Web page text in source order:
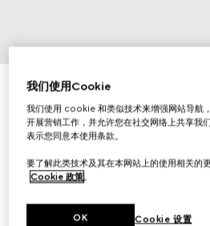
方形镜框太阳眼镜
£425
相关款式深棕色玳瑁色
我们使用Cookie
我们使用 cookie 和类似技术来增强网站导航
开展营销工作，并允许您在社交网络上共享我
表示您同意本使用条款。
要了解此类技术及其在本网站上的使用相关的
Cookie 政策。
Cookie 设置
OK